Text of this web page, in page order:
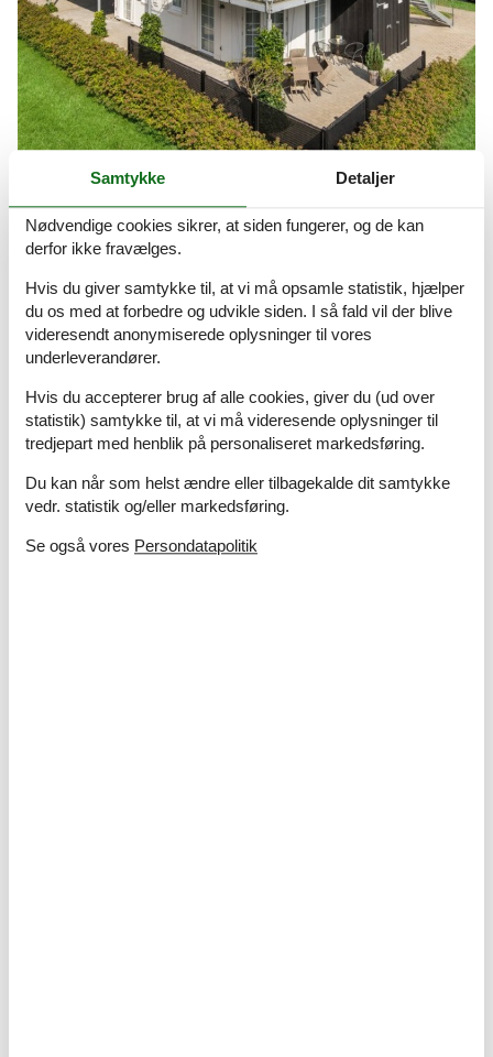
sommerhus bogense uge 30
Stort udvalg af sommerhuse i uge 30
Samtykke Detaljer
Nødvendige cookies sikrer, at siden fungerer, og de kan
derfor ikke fravælges.
Hvis du giver samtykke til, at vi må opsamle statistik, hjælper
du os med at forbedre og udvikle siden. I så fald vil der blive
videresendt anonymiserede oplysninger til vores
underleverandører.
Hvis du accepterer brug af alle cookies, giver du (ud over
statistik) samtykke til, at vi må videresende oplysninger til
tredjepart med henblik på personaliseret markedsføring.
Du kan når som helst ændre eller tilbagekalde dit samtykke
vedr. statistik og/eller markedsføring.
Se også vores Persondatapolitik